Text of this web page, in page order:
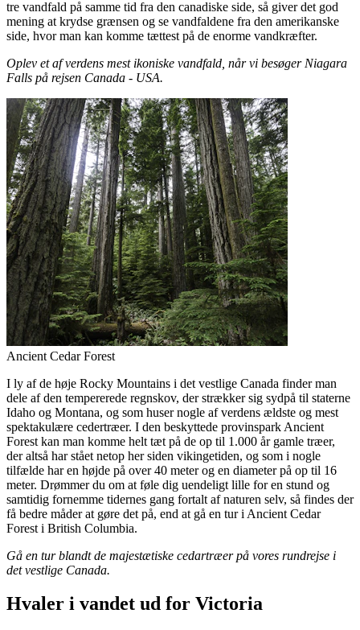
tre vandfald på samme tid fra den canadiske side, så giver det god
mening at krydse grænsen og se vandfaldene fra den amerikanske
side, hvor man kan komme tættest på de enorme vandkræfter.
Oplev et af verdens mest ikoniske vandfald, når vi besøger Niagara
Falls på rejsen Canada - USA.
Ancient Cedar Forest
I ly af de høje Rocky Mountains i det vestlige Canada finder man
dele af den tempererede regnskov, der strækker sig sydpå til staterne
Idaho og Montana, og som huser nogle af verdens ældste og mest
spektakulære cedertræer. I den beskyttede provinspark Ancient
Forest kan man komme helt tæt på de op til 1.000 år gamle træer,
der altså har stået netop her siden vikingetiden, og som i nogle
tilfælde har en højde på over 40 meter og en diameter på op til 16
meter. Drømmer du om at føle dig uendeligt lille for en stund og
samtidig fornemme tidernes gang fortalt af naturen selv, så findes der
få bedre måder at gøre det på, end at gå en tur i Ancient Cedar
Forest i British Columbia.
Gå en tur blandt de majestætiske cedartræer på vores rundrejse i
det vestlige Canada.
Hvaler i vandet ud for Victoria